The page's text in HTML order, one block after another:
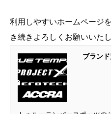
利用しやすいホームページ
き続きよろしくお願いいたし
ブラン